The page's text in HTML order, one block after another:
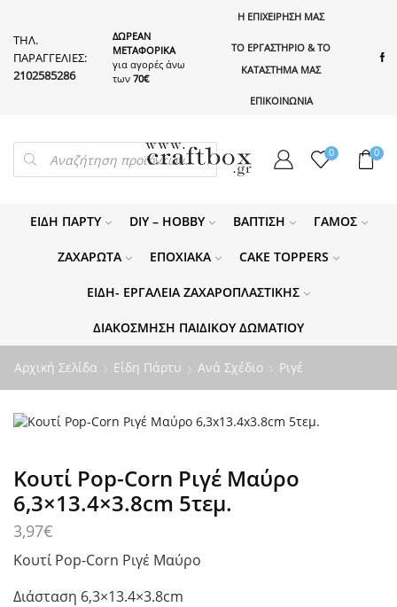
ΤΗΛ.
ΠΑΡΑΓΓΕΛΙΕΣ:
2102585286
ΔΩΡΕΑΝ
ΜΕΤΑΦΟΡΙΚΑ
για αγορές άνω
των 70€
Η ΕΠΙΧΕΙΡΗΣΗ ΜΑΣ
ΤΟ ΕΡΓΑΣΤΗΡΙΟ & ΤΟ
ΚΑΤΑΣΤΗΜΑ ΜΑΣ
ΕΠΙΚΟΙΝΩΝΙΑ
PRODUCTS
SEARCH 0 0
ΕΊΔΗ ΠΆΡΤΥ DIY – HOBBY ΒΆΠΤΙΣΗ ΓΆΜΟΣ
ΖΑΧΑΡΩΤΆ ΕΠΟΧΙΑΚΆ CAKE TOPPERS
ΕΊΔΗ- ΕΡΓΑΛΕΊΑ ΖΑΧΑΡΟΠΛΑΣΤΙΚΉΣ
ΔΙΑΚΌΣΜΗΣΗ ΠΑΙΔΙΚΟΎ ΔΩΜΑΤΊΟΥ
Αρχική Σελίδα Είδη Πάρτυ Ανά Σχέδιο Ριγέ
Κουτί Pop-Corn Ριγέ Mαύρο
6,3×13.4×3.8cm 5τεμ.
3,97€
Κουτί Pop-Corn Ριγέ Mαύρο
Διάσταση 6,3×13.4×3.8cm